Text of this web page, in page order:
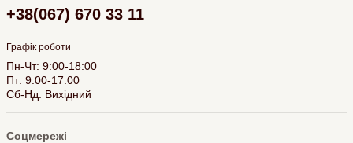
+38(067) 670 33 11
Графік роботи
Пн-Чт: 9:00-18:00
Пт: 9:00-17:00
Сб-Нд: Вихідний
Соцмережі